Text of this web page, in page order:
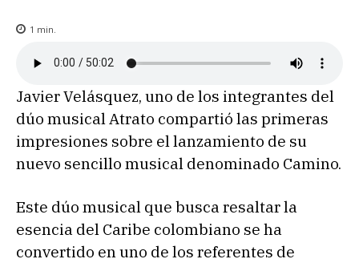
1 min.
Javier Velásquez, uno de los integrantes del
dúo musical Atrato compartió las primeras
impresiones sobre el lanzamiento de su
nuevo sencillo musical denominado Camino.
Este dúo musical que busca resaltar la
esencia del Caribe colombiano se ha
convertido en uno de los referentes de